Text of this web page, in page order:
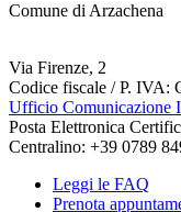
Comune di Arzachena
Via Firenze, 2
Codice fiscale / P. IVA:
Ufficio Comunicazione
Posta Elettronica
Centralino: +39 0789
Leggi le FAQ
Prenota